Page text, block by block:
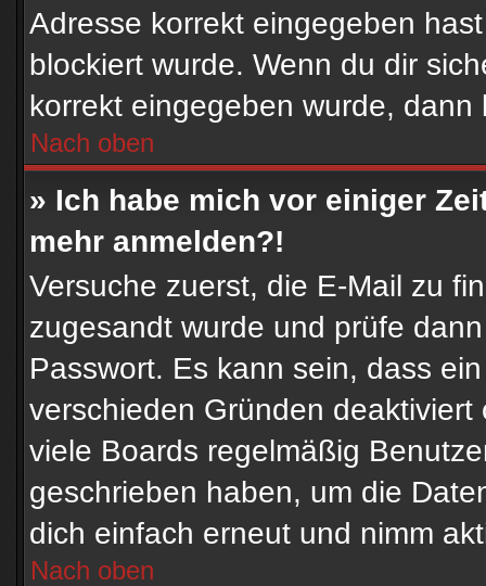
Adresse korrekt eingegeben
blockiert wurde. Wenn du dir
korrekt eingegeben wurde,
Nach oben
» Ich habe mich vor einiger
mehr anmelden?!
Versuche zuerst, die E-Mail zu
zugesandt wurde und prüfe
Passwort. Es kann sein, dass
verschieden Gründen
viele Boards regelmäßig
geschrieben haben, um die
dich einfach erneut und nimm
Nach oben